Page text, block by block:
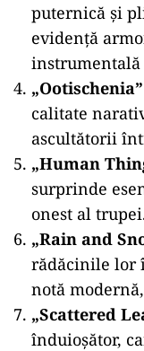
puternică și
evidență
instrumentală
„Ootischenia”
calitate
ascultătorii
„Human
surprinde
onest al
„Rain and
rădăcinile lor
notă
„Scattered
înduioșător,